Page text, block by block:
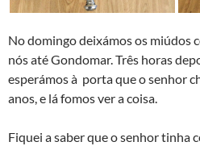
No domingo deixámos os miúdos
nós até Gondomar. Três horas
esperámos à porta que o senhor
anos, e lá fomos ver a coisa.
Fiquei a saber que o senhor tinha